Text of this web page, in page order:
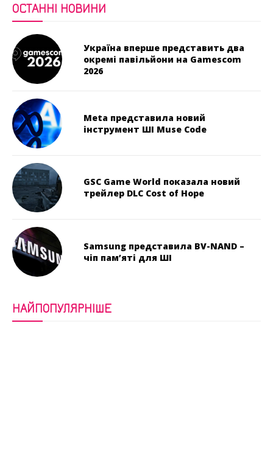
ОСТАННІ НОВИНИ
Україна вперше представить два
окремі павільйони на Gamescom
2026
Meta представила новий
інструмент ШІ Muse Code
GSC Game World показала новий
трейлер DLC Cost of Hope
Samsung представила BV-NAND –
чіп пам’яті для ШІ
НАЙПОПУЛЯРНІШЕ